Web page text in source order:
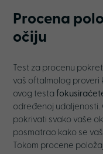
Procena
očiju
Test za procenu
vaš oftalmolog proveri
ovog testa
određenoj
pokrivati svako vaše
posmatrao kako se
Tokom procene